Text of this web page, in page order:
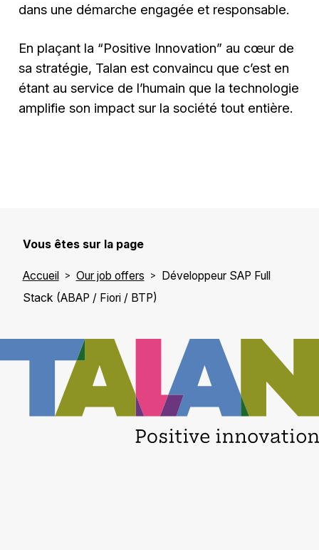
dans une démarche engagée et responsable.
En plaçant la “Positive Innovation” au cœur de
sa stratégie, Talan est convaincu que c’est en
étant au service de l’humain que la technologie
amplifie son impact sur la société tout entière.
Vous êtes sur la page
Accueil Our job offers
Développeur SAP Full
Stack (ABAP / Fiori / BTP)